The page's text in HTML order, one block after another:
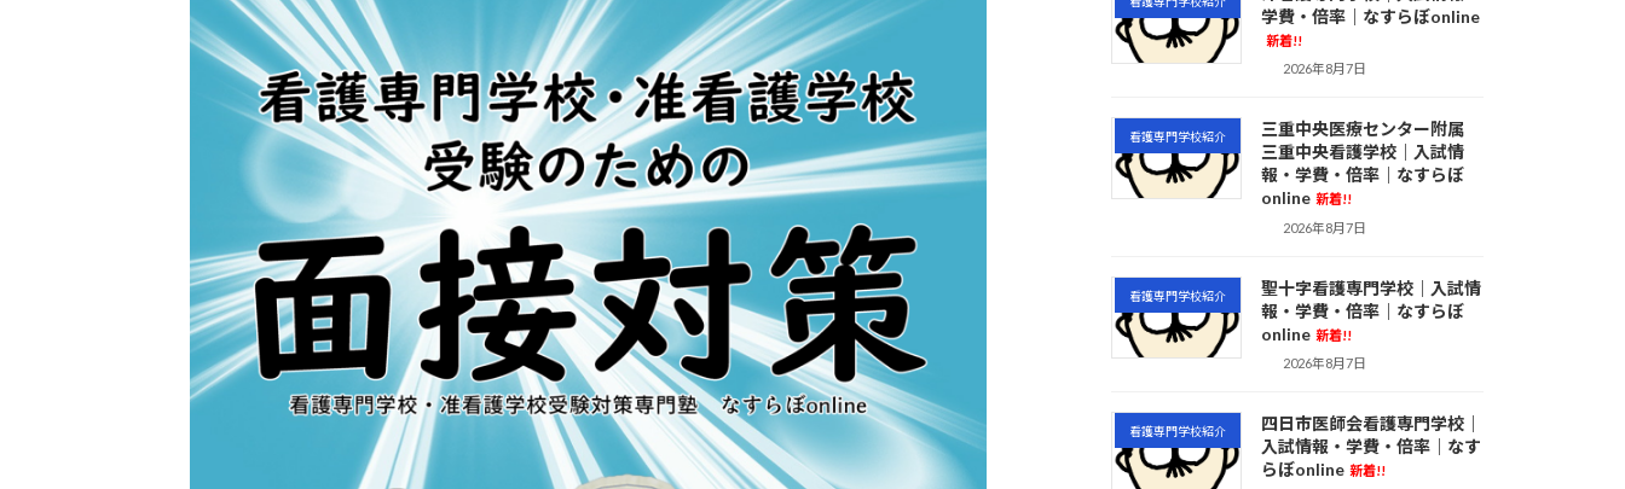
学費・倍率｜なすらぼonline
新着!!
2026年8月7日
看護専門学校紹介
三重中央医療センター附属
三重中央看護学校｜入試情
報・学費・倍率｜なすらぼ
online 新着!!
2026年8月7日
看護専門学校紹介
聖十字看護専門学校｜入試情
報・学費・倍率｜なすらぼ
online 新着!!
2026年8月7日
看護専門学校紹介
四日市医師会看護専門学校｜
入試情報・学費・倍率｜なす
らぼonline 新着!!